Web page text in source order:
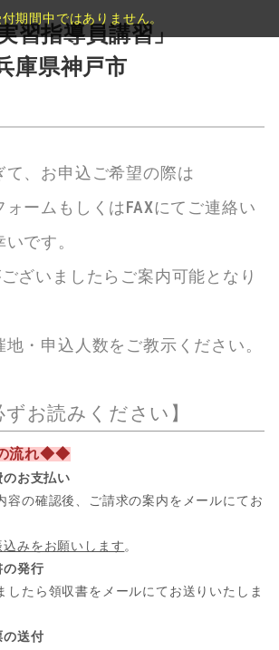
習指導員講習」
庫県神戸市
て、お申込ご希望の際は
ォームもしくはFAXにてご連絡い
です。
ざいましたらご案内可能となり
・申込人数をご教示ください。
お読みください】
流れ◆◆
のお支払い
容の確認後、ご請求の案内をメールにてお
みをお願いします。
の発行
したら領収書をメールにてお送りいたしま
の送付
期間中ではありません。